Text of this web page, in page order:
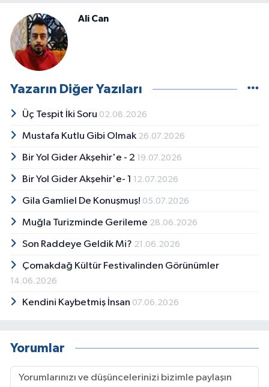
Ali Can
Yazarın Diğer Yazıları
Üç Tespit İki Soru 02.08.2026
Mustafa Kutlu Gibi Olmak 26.07.2026
Bir Yol Gider Akşehir'e - 2 19.07.2026
Bir Yol Gider Akşehir'e- 1 12.07.2026
Gila Gamliel De Konuşmuş! 05.07.2026
Muğla Turizminde Gerileme 28.06.2026
Son Raddeye Geldik Mi? 21.06.2026
Çomakdağ Kültür Festivalinden Görünümler
14.06.2026
Kendini Kaybetmiş İnsan 07.06.2026
Yorumlar